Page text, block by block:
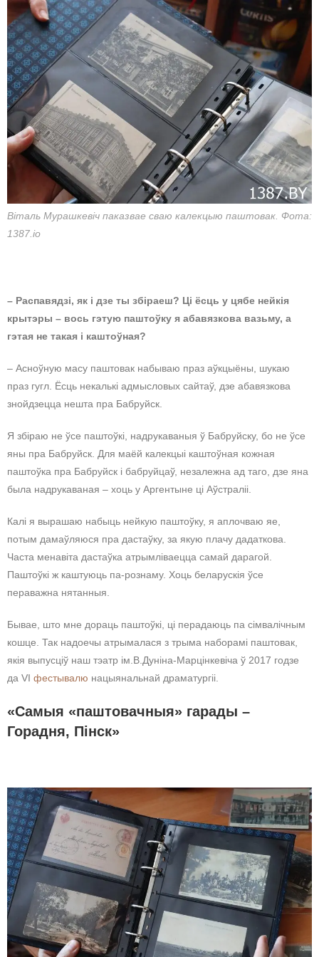
Віталь Мурашкевіч паказвае сваю калекцыю паштовак. Фота:
1387.io
– Распавядзі, як і дзе ты збіраеш? Ці ёсць у цябе нейкія
крытэры – вось гэтую паштоўку я абавязкова вазьму, а
гэтая не такая і каштоўная?
– Асноўную масу паштовак набываю праз аўкцыёны, шукаю
праз гугл. Ёсць некалькі адмысловых сайтаў, дзе абавязкова
знойдзецца нешта пра Бабруйск.
Я збіраю не ўсе паштоўкі, надрукаваныя ў Бабруйску, бо не ўсе
яны пра Бабруйск. Для маёй калекцыі каштоўная кожная
паштоўка пра Бабруйск і бабруйцаў, незалежна ад таго, дзе яна
была надрукаваная – хоць у Аргентыне ці Аўстраліі.
Калі я вырашаю набыць нейкую паштоўку, я аплочваю яе,
потым дамаўляюся пра дастаўку, за якую плачу дадаткова.
Часта менавіта дастаўка атрымліваецца самай дарагой.
Паштоўкі ж каштуюць па-рознаму. Хоць беларускія ўсе
пераважна нятанныя.
Бывае, што мне дораць паштоўкі, ці перадаюць па сімвалічным
кошце. Так надоечы атрымалася з трыма наборамі паштовак,
якія выпусціў наш тэатр ім.В.Дуніна-Марцінкевіча ў 2017 годзе
да VI фестывалю нацыянальнай драматургіі.
«Самыя «паштовачныя» гарады –
Горадня, Пінск»